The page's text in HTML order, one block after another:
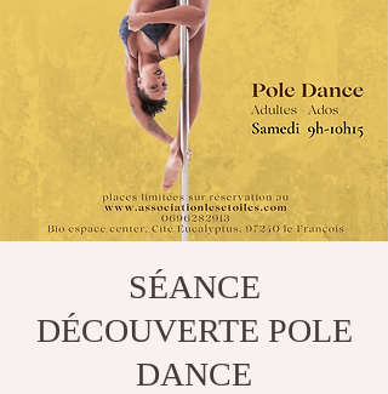
SÉANCE
DÉCOUVERTE POLE
DANCE